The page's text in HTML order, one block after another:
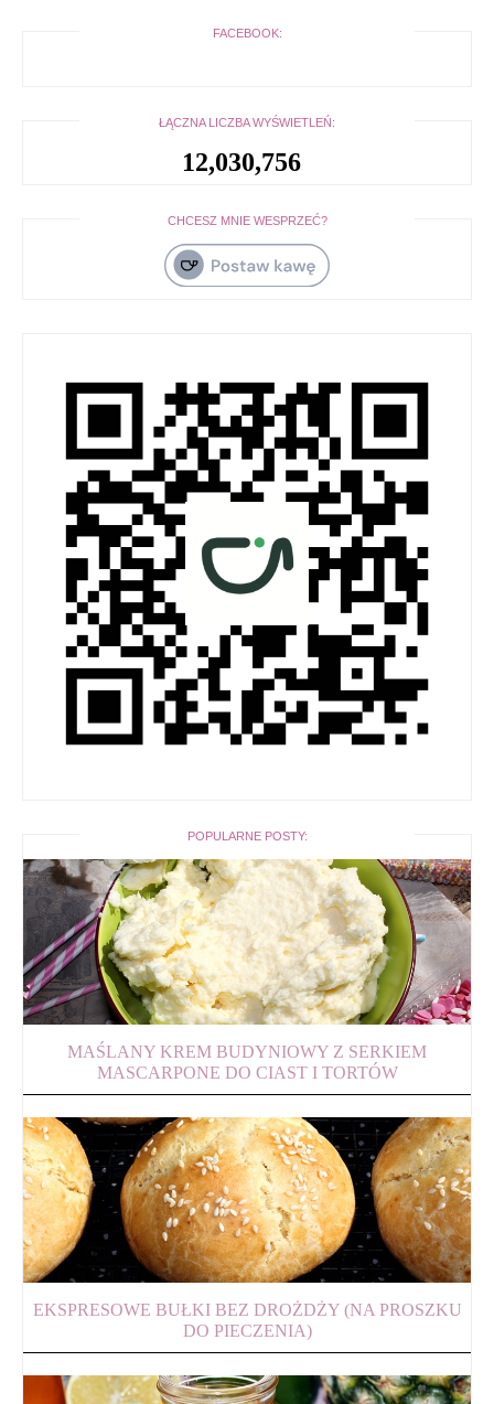
FACEBOOK:
ŁĄCZNA LICZBA WYŚWIETLEŃ:
12,030,756
CHCESZ MNIE WESPRZEĆ?
POPULARNE POSTY:
MAŚLANY KREM BUDYNIOWY Z SERKIEM
MASCARPONE DO CIAST I TORTÓW
EKSPRESOWE BUŁKI BEZ DROŻDŻY (NA PROSZKU
DO PIECZENIA)